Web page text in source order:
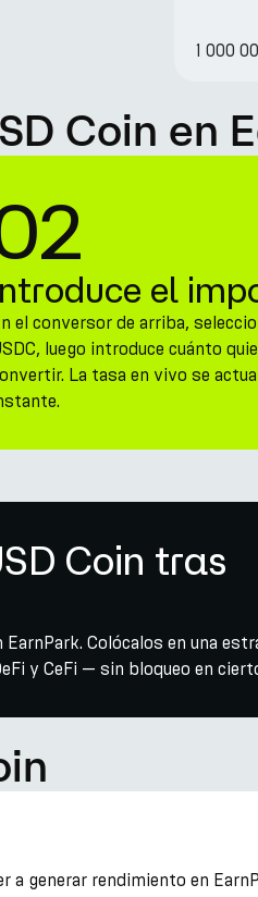
1 000
Coin en
el
el conversor de arriba,
luego introduce cuánto
La tasa en vivo se
Coin tras
Colócalos en una
y CeFi — sin bloqueo en
a generar rendimiento en